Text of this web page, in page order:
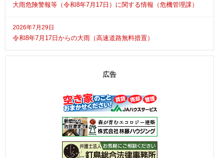
大雨危険警報等（令和8年7月17日）に関する情報（危機管理課）
2026年7月29日
令和8年7月17日からの大雨（高速道路無料措置）
広告